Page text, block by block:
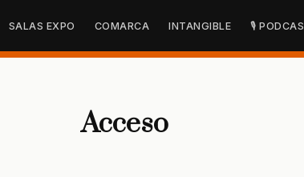
SALAS EXPO COMARCA INTANGIBLE 🎙
Acceso